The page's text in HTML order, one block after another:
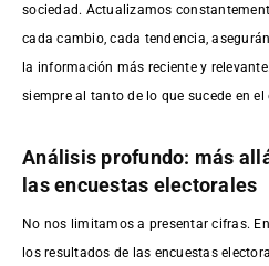
sociedad. Actualizamos
cada cambio, cada tendencia,
la información más reciente y
siempre al tanto de lo que sucede en
Análisis profundo: más
las encuestas electorales
No nos limitamos a presentar cifras.
los resultados de las encuestas